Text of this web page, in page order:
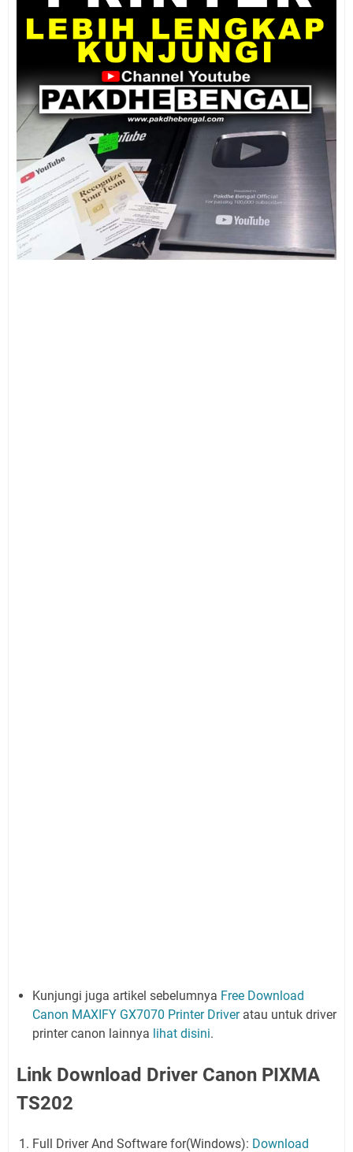
Kunjungi juga artikel sebelumnya Free Download
Canon MAXIFY GX7070 Printer Driveratau untuk driver
printer canon lainnya lihat disini.
Link Download Driver Canon PIXMA
TS202
Full Driver And Software for(Windows): Download